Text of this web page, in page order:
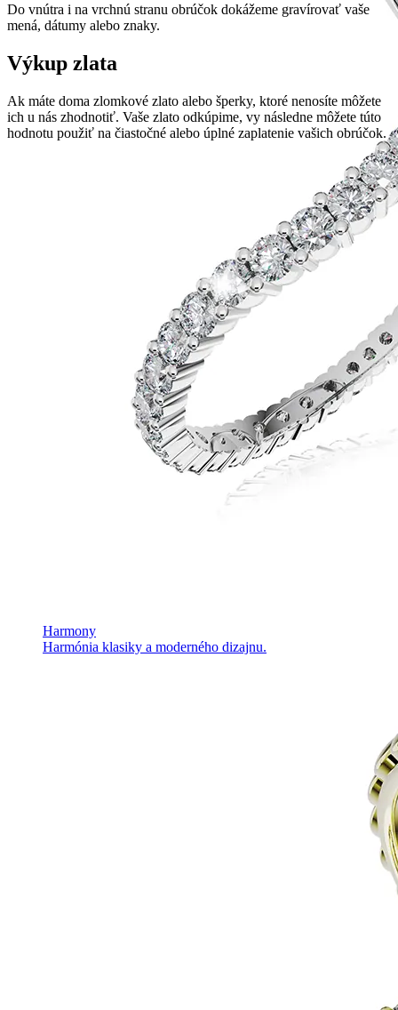
Harmony
Harmónia klasiky a moderného dizajnu.
Do vnútra i na vrchnú stranu obrúčok dokážeme gravírovať vaše
mená, dátumy alebo znaky.
Výkup zlata
Ak máte doma zlomkové zlato alebo šperky, ktoré nenosíte môžete
ich u nás zhodnotiť. Vaše zlato odkúpime, vy následne môžete túto
hodnotu použiť na čiastočné alebo úplné zaplatenie vašich obrúčok.